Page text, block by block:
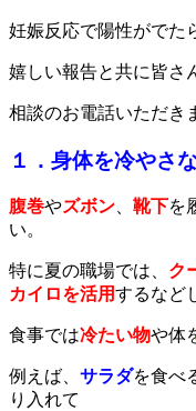
妊娠反応で陽性がでた
嬉しい報告と共に皆さ
相談のお電話いただき
１．身体を冷やさな
腹巻やズボン 靴下を
い。
特に夏の職場では、 ク
カイロを活用するなど
食事では冷たい物や体
例えば、 サラダを食べ
り入れて